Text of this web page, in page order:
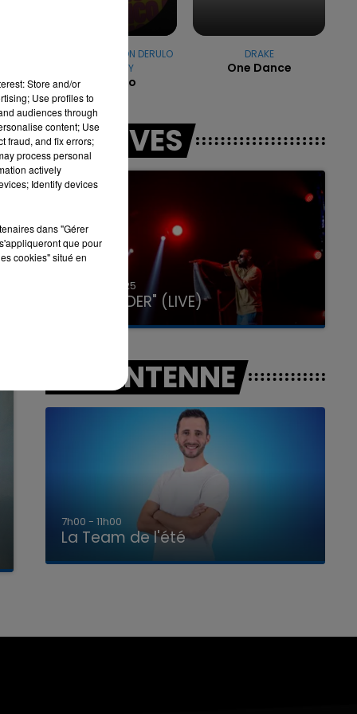
7h00 - 11h00
LA TEAM DE L'ÉTÉ
DJ GOJA & JASON DERULO
& MELODY
Mi Chico
DRAKE
One Dance
LES LIVES
31 janvier 2025
GIMS "SPIDER" (LIVE)
A L'ANTENNE
7h00 - 11h00
La Team de l'été
Store and/or
Use profiles to
audiences through
content; Use
fraud, and fix errors;
process personal
actively
Identify devices
dans "Gérer
que pour
cookies" situé en